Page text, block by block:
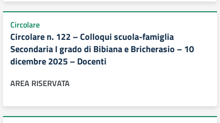
Circolare
Circolare n. 122 – Colloqui scuola-famiglia
Secondaria I grado di Bibiana e Bricherasio – 10
dicembre 2025 – Docenti
AREA RISERVATA